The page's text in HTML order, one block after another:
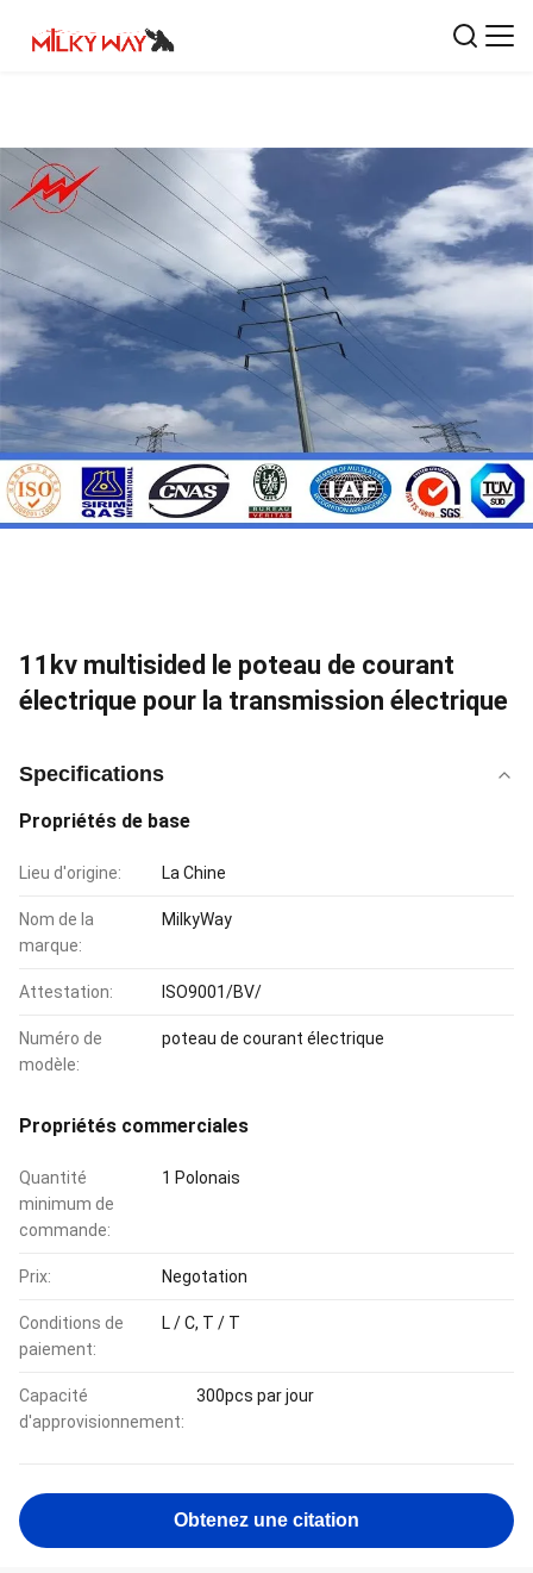
11kv multisided le poteau de courant
électrique pour la transmission électrique
Specifications
Propriétés de base
Lieu d'origine: La Chine
Nom de la
marque:
MilkyWay
Attestation: ISO9001/BV/
Numéro de
modèle:
poteau de courant électrique
Propriétés commerciales
Quantité
minimum de
commande:
1 Polonais
Prix: Negotation
Conditions de
paiement:
L / C, T / T
Capacité
d'approvisionnement:
300pcs par jour
Obtenez une citation